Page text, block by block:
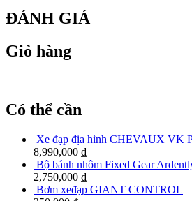
ĐÁNH GIÁ
Giỏ hàng
Có thể cần
Xe đạp địa hình CHEVAUX VK
8,990,000 ₫
Bộ bánh nhôm Fixed Gear
2,750,000 ₫
Bơm xeđạp GIANT CONTROL